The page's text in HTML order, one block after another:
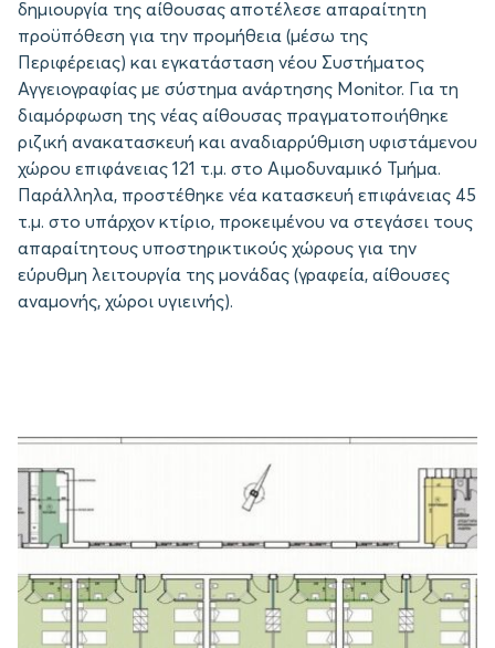
δημιουργία της αίθουσας αποτέλεσε απαραίτητη
προϋπόθεση για την προμήθεια (μέσω της
Περιφέρειας) και εγκατάσταση νέου Συστήματος
Αγγειογραφίας με σύστημα ανάρτησης Monitor. Για τη
διαμόρφωση της νέας αίθουσας πραγματοποιήθηκε
ριζική ανακατασκευή και αναδιαρρύθμιση υφιστάμενου
χώρου επιφάνειας 121 τ.μ. στο Αιμοδυναμικό Τμήμα.
Παράλληλα, προστέθηκε νέα κατασκευή επιφάνειας 45
τ.μ. στο υπάρχον κτίριο, προκειμένου να στεγάσει τους
απαραίτητους υποστηρικτικούς χώρους για την
εύρυθμη λειτουργία της μονάδας (γραφεία, αίθουσες
αναμονής, χώροι υγιεινής).